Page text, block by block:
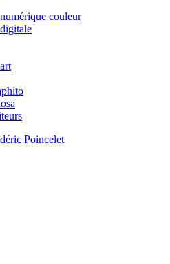
couleur